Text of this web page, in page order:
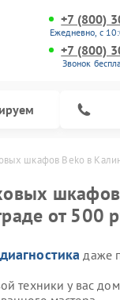
+7 (800)
Ежедневно, с
+7 (800)
Звонок
шкафов Beko в
шкафов
от 500
даже
техники у вас